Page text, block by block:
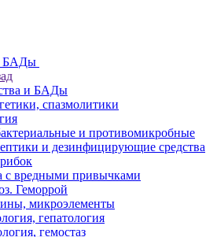
БАДы
и БАДы
спазмолитики
и противомикробные
и дезинфицирующие средства
с вредными привычками
Геморрой
микроэлементы
гепатология
гемостаз